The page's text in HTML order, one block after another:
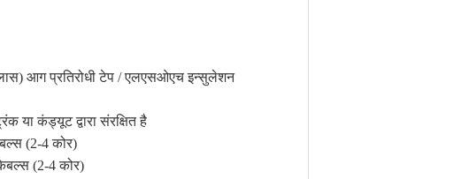
आग प्रतिरोधी टेप / एलएसओएच इन्सुलेशन
या कंड्यूट द्वारा संरक्षित है
(2-4 कोर)
(2-4 कोर)